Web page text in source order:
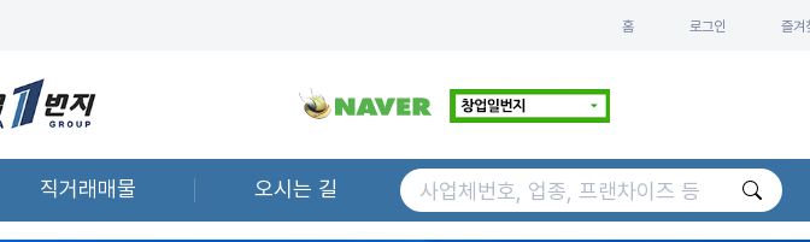
홈 로그인 즐겨
직거래매물 오시는 길